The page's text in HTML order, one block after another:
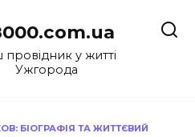
у житті
Ужгорода
БІОГРАФІЯ ТА ЖИТТЄВИЙ